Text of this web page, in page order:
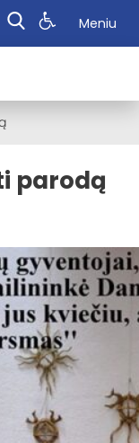
Meniu
parodą